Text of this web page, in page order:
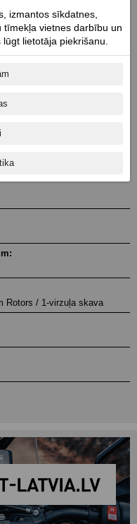
Rotors / 1-virzuļa skava
izmantos sīkdatnes,
tīmekļa vietnes darbību un
lietotāja piekrišanu.